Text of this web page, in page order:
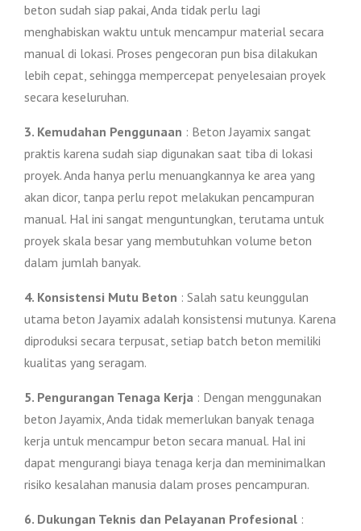
beton sudah siap pakai, Anda tidak perlu lagi
menghabiskan waktu untuk mencampur material secara
manual di lokasi. Proses pengecoran pun bisa dilakukan
lebih cepat, sehingga mempercepat penyelesaian proyek
secara keseluruhan.
3. Kemudahan Penggunaan : Beton Jayamix sangat
praktis karena sudah siap digunakan saat tiba di lokasi
proyek. Anda hanya perlu menuangkannya ke area yang
akan dicor, tanpa perlu repot melakukan pencampuran
manual. Hal ini sangat menguntungkan, terutama untuk
proyek skala besar yang membutuhkan volume beton
dalam jumlah banyak.
4. Konsistensi Mutu Beton : Salah satu keunggulan
utama beton Jayamix adalah konsistensi mutunya. Karena
diproduksi secara terpusat, setiap batch beton memiliki
kualitas yang seragam.
5. Pengurangan Tenaga Kerja : Dengan menggunakan
beton Jayamix, Anda tidak memerlukan banyak tenaga
kerja untuk mencampur beton secara manual. Hal ini
dapat mengurangi biaya tenaga kerja dan meminimalkan
risiko kesalahan manusia dalam proses pencampuran.
6. Dukungan Teknis dan Pelayanan Profesional :